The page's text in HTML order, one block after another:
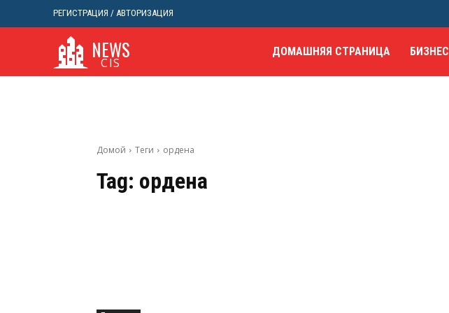
РЕГИСТРАЦИЯ / АВТОРИЗАЦИЯ
NEWS
CIS
ДОМАШНЯЯ СТРАНИЦА БИЗНЕС
Домой Теги ордена
Tag: ордена